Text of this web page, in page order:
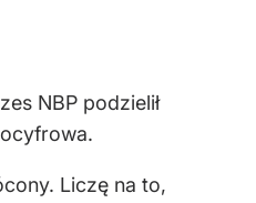
NBP podzielił
Liczę na to,